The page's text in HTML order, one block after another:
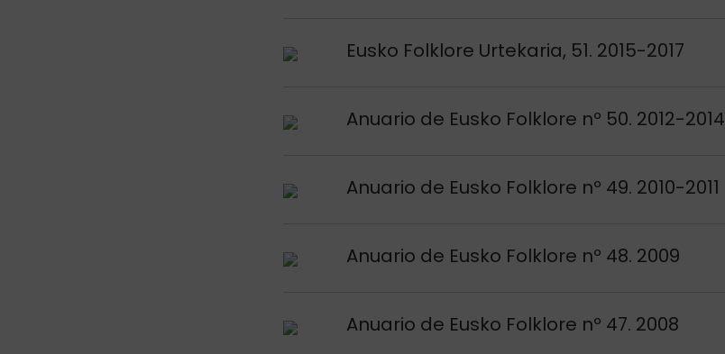
Eusko Folklore Urtekaria, 51. 2015-2017
Argitalpena ikusi
Anuario de Eusko Folklore nº 50. 2012-2014
Argitalpena ikusi
Anuario de Eusko Folklore nº 49. 2010-2011
Argitalpena ikusi
Anuario de Eusko Folklore nº 48. 2009
Argitalpena ikusi
Anuario de Eusko Folklore nº 47. 2008
Argitalpena ikusi